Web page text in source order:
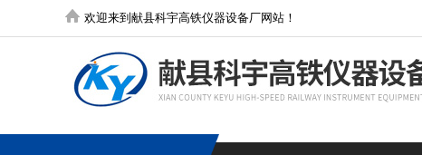
欢迎来到献县科宇高铁仪器设备厂网站！